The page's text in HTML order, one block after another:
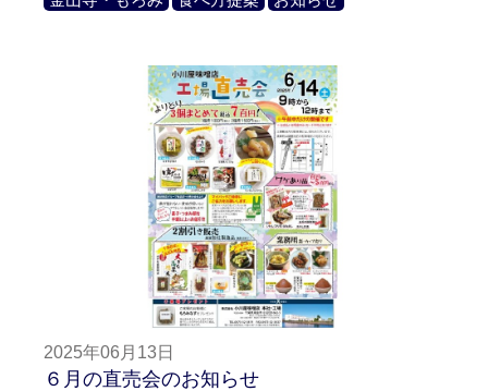
2025年06月13日
６月の直売会のお知らせ